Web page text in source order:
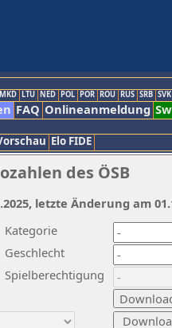
MKD LTU NED POL POR ROU RUS SRB SVK
FAQ Onlineanmeldung
Elo FIDE
des ÖSB
Kategorie
Geschlecht
Spielberechtigung
letzte Änderung am